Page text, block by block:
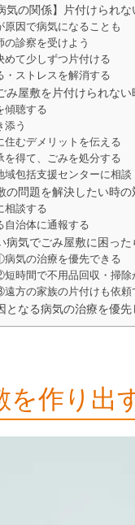
気の関係】片付けられ
原因で病気になることも
の診察を受けよう
めて少しずつ片付ける
・ストレスを解消する
み屋敷を片付けられない
傾聴する
添う
住むデメリットを伝える
を得て、ごみを処分する
域包括支援センターに相談
の問題を解決したい時の
相談する
自治体に通報する
病気でごみ屋敷に困っ
気の治療を優先できる
時間で不用品回収・掃除
方の家族の片付けも依頼
となる病気の治療を優
を作り出